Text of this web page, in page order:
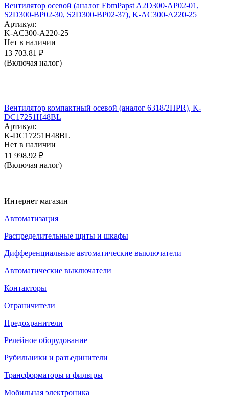
Вентилятор осевой (аналог EbmPapst A2D300-AP02-01,
S2D300-BP02-30, S2D300-BP02-37), K-AC300-A220-25
Артикул:
K-AC300-A220-25
Нет в наличии
13 703.81 ₽
(Включая налог)
Вентилятор компактный осевой (аналог 6318/2HPR), K-
DC17251H48BL
Артикул:
K-DC17251H48BL
Нет в наличии
11 998.92 ₽
(Включая налог)
Интернет магазин
Автоматизация
Распределительные щиты и шкафы
Дифференциальные автоматические выключатели
Автоматические выключатели
Контакторы
Ограничители
Предохранители
Релейное оборудование
Рубильники и разъединители
Трансформаторы и фильтры
Мобильная электроника